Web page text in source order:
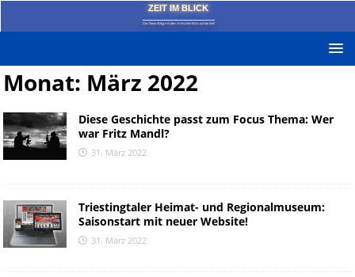
ZEIT IM BLICK
Das News-Blog mit dem kritischen Blick auf die Zeit!
Monat: März 2022
Diese Geschichte passt zum Focus Thema: Wer
war Fritz Mandl?
31. März 2022
Triestingtaler Heimat- und Regionalmuseum:
Saisonstart mit neuer Website!
31. März 2022